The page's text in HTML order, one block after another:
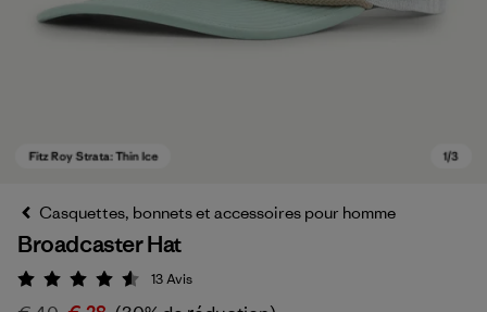
Casquettes, bonnets et accessoires pour homme
Broadcaster Hat
Évaluation: 4.5 / 5
13Avis